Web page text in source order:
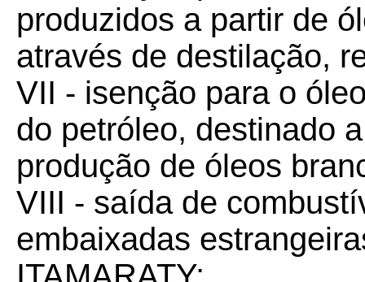
produzidos a partir de
através de destilação,
VII - isenção para o
do petróleo, destinado
produção de óleos
VIII - saída de
embaixadas